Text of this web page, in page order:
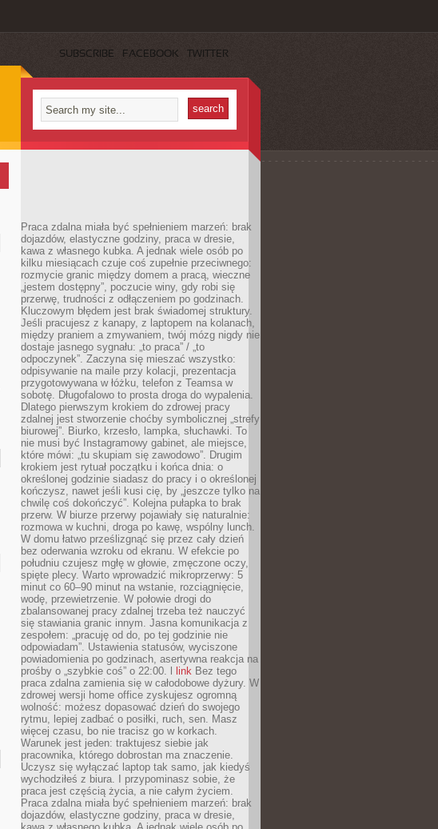
SUBSCRIBE FACEBOOK TWITTER
Praca zdalna miała być spełnieniem marzeń: brak
dojazdów, elastyczne godziny, praca w dresie,
kawa z własnego kubka. A jednak wiele osób po
kilku miesiącach czuje coś zupełnie przeciwnego:
rozmycie granic między domem a pracą, wieczne
„jestem dostępny”, poczucie winy, gdy robi się
przerwę, trudności z odłączeniem po godzinach.
Kluczowym błędem jest brak świadomej struktury.
Jeśli pracujesz z kanapy, z laptopem na kolanach,
między praniem a zmywaniem, twój mózg nigdy nie
dostaje jasnego sygnału: „to praca” / „to
odpoczynek”. Zaczyna się mieszać wszystko:
odpisywanie na maile przy kolacji, prezentacja
przygotowywana w łóżku, telefon z Teamsa w
sobotę. Długofalowo to prosta droga do wypalenia.
Dlatego pierwszym krokiem do zdrowej pracy
zdalnej jest stworzenie choćby symbolicznej „strefy
biurowej”. Biurko, krzesło, lampka, słuchawki. To
nie musi być Instagramowy gabinet, ale miejsce,
które mówi: „tu skupiam się zawodowo”. Drugim
krokiem jest rytuał początku i końca dnia: o
określonej godzinie siadasz do pracy i o określonej
kończysz, nawet jeśli kusi cię, by „jeszcze tylko na
chwilę coś dokończyć”. Kolejna pułapka to brak
przerw. W biurze przerwy pojawiały się naturalnie:
rozmowa w kuchni, droga po kawę, wspólny lunch.
W domu łatwo prześlizgnąć się przez cały dzień
bez oderwania wzroku od ekranu. W efekcie po
południu czujesz mgłę w głowie, zmęczone oczy,
spięte plecy. Warto wprowadzić mikroprzerwy: 5
minut co 60–90 minut na wstanie, rozciągnięcie,
wodę, przewietrzenie. W połowie drogi do
zbalansowanej pracy zdalnej trzeba też nauczyć
się stawiania granic innym. Jasna komunikacja z
zespołem: „pracuję od do, po tej godzinie nie
odpowiadam”. Ustawienia statusów, wyciszone
powiadomienia po godzinach, asertywna reakcja na
prośby o „szybkie coś” o 22:00. l
link Bez tego
praca zdalna zamienia się w całodobowe dyżury. W
zdrowej wersji home office zyskujesz ogromną
wolność: możesz dopasować dzień do swojego
rytmu, lepiej zadbać o posiłki, ruch, sen. Masz
więcej czasu, bo nie tracisz go w korkach.
Warunek jest jeden: traktujesz siebie jak
pracownika, którego dobrostan ma znaczenie.
Uczysz się wyłączać laptop tak samo, jak kiedyś
wychodziłeś z biura. I przypominasz sobie, że
praca jest częścią życia, a nie całym życiem.
Praca zdalna miała być spełnieniem marzeń: brak
dojazdów, elastyczne godziny, praca w dresie,